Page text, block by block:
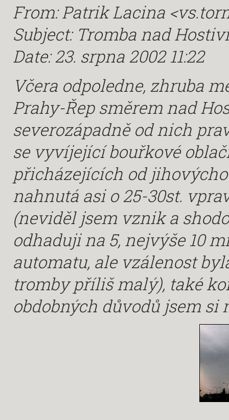
From: Patrik Lacina
Subject: Tromba nad
Date: 23. srpna 2002 11:22
Včera odpoledne, zhruba
Prahy-Řep směrem nad
severozápadně od nich
se vyvíjející bouřkové
přicházejících od
nahnutá asi o 25-30st.
(neviděl jsem vznik a
odhaduji na 5, nejvýše 10
automatu, ale vzálenost
tromby příliš malý), také
obdobných důvodů jsem si